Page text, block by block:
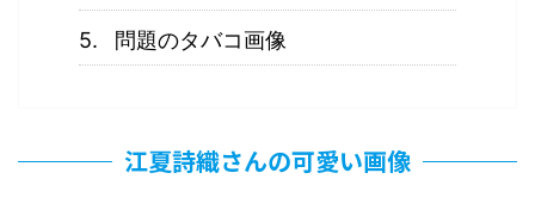
問題のタバコ画像
江夏詩織さんの可愛い画像